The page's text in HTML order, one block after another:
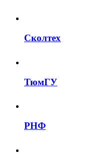
Сколтех
ТюмГУ
РНФ